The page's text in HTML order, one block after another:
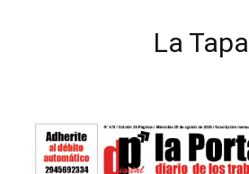
La Tapa